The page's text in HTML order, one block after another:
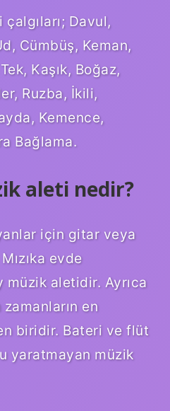
Davul,
Cümbüş, Keman,
Kaşık, Boğaz,
Ruzba, İkili,
Kemence,
Bağlama.
aleti nedir?
için gitar veya
evde
müzik aletidir. Ayrıca
en
biridir. Bateri ve flüt
yaratmayan müzik